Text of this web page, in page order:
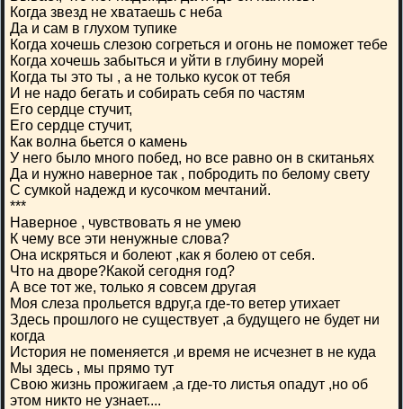
Когда звезд не хватаешь с неба
Да и сам в глухом тупике
Когда хочешь слезою согреться и огонь не поможет тебе
Когда хочешь забыться и уйти в глубину морей
Когда ты это ты , а не только кусок от тебя
И не надо бегать и собирать себя по частям
Его сердце стучит,
Его сердце стучит,
Как волна бьется о камень
У него было много побед, но все равно он в скитаньях
Да и нужно наверное так , побродить по белому свету
С сумкой надежд и кусочком мечтаний.
***
Наверное , чувствовать я не умею
К чему все эти ненужные слова?
Она искряться и болеют ,как я болею от себя.
Что на дворе?Какой сегодня год?
А все тот же, только я совсем другая
Моя слеза прольется вдруг,а где-то ветер утихает
Здесь прошлого не существует ,а будущего не будет ни
когда
История не поменяется ,и время не исчезнет в не куда
Мы здесь , мы прямо тут
Свою жизнь прожигаем ,а где-то листья опадут ,но об
этом никто не узнает....